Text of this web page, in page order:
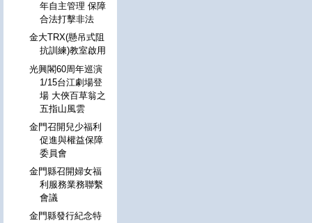
年自主管理 保障
合法打擊非法
金大TRX(懸吊式阻
抗訓練)教室啟用
光興閣60周年巡演
1/15台江劇場登
場 大俠百草翁之
五指山風雲
金門召開兒少福利
促進與權益保障
委員會
金門縣召開婦女福
利服務業務聯繫
會議
金門縣發行紀念特